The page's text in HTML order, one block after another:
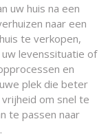
uw huis na een
naar een
te verkopen,
levenssituatie of
en
plek die beter
om snel te
te passen naar